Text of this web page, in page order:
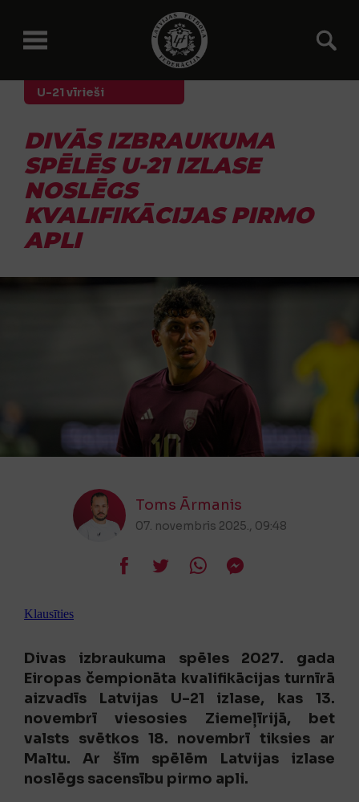
U-21 vīrieši
DIVĀS IZBRAUKUMA
SPĒLĒS U-21 IZLASE
NOSLĒGS
KVALIFIKĀCIJAS PIRMO
APLI
Toms Ārmanis
07. novembris 2025., 09:48
Klausīties
Divas izbraukuma spēles 2027. gada
Eiropas čempionāta kvalifikācijas turnīrā
aizvadīs Latvijas U-21 izlase, kas 13.
novembrī viesosies Ziemeļīrijā, bet
valsts svētkos 18. novembrī tiksies ar
Maltu. Ar šīm spēlēm Latvijas izlase
noslēgs sacensību pirmo apli.